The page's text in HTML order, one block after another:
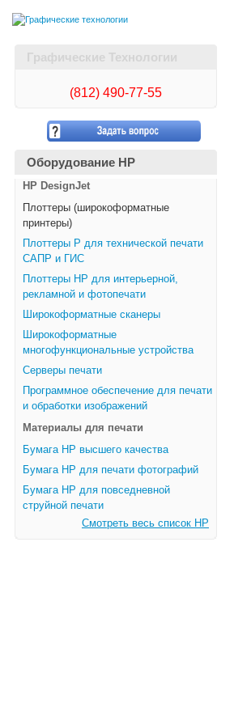
Графические Технологии
(812) 490-77-55
Оборудование HP
HP DesignJet
Плоттеры (широкоформатные
принтеры)
Плоттеры Р для технической печати
САПР и ГИС
Плоттеры НР для интерьерной,
рекламной и фотопечати
Широкоформатные сканеры
Широкоформатные
многофункциональные устройства
Серверы печати
Программное обеспечение для печати
и обработки изображений
Материалы для печати
Бумага HP высшего качества
Бумага HP для печати фотографий
Бумага HP для повседневной
струйной печати
Смотреть весь список HP